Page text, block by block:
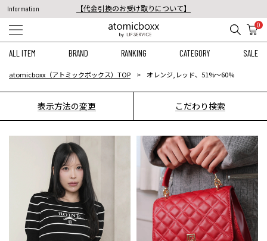
Information
【代金引換のお受け取りについて】
税込11,000円以上のご注文で送料無料！
0
ALL ITEM BRAND RANKING CATEGORY SALE
atomicboxx（アトミックボックス）TOP オレンジ,レッド、51%〜60%
表示方法の変更 こだわり検索